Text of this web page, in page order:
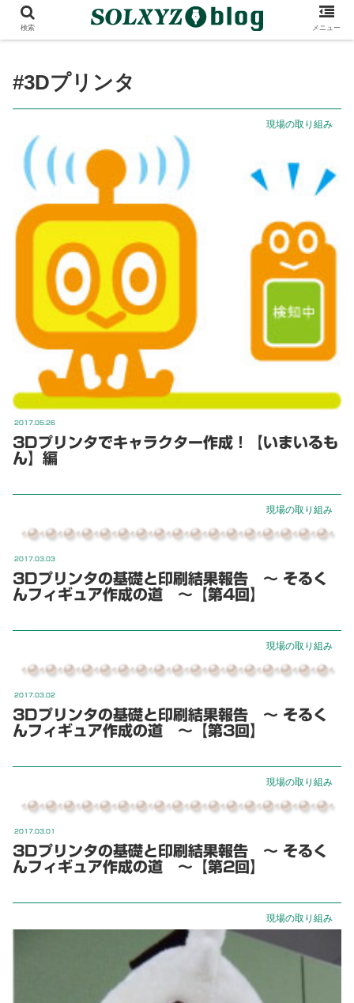
#3Dプリンタ
現場の取り組み
2017.05.26
3Dプリンタでキャラクター作成！【いまいるも
ん】編
現場の取り組み
2017.03.03
3Dプリンタの基礎と印刷結果報告 ～ そるく
んフィギュア作成の道 ～【第4回】
現場の取り組み
2017.03.02
3Dプリンタの基礎と印刷結果報告 ～ そるく
んフィギュア作成の道 ～【第3回】
現場の取り組み
2017.03.01
3Dプリンタの基礎と印刷結果報告 ～ そるく
んフィギュア作成の道 ～【第2回】
現場の取り組み
検索 メニュー